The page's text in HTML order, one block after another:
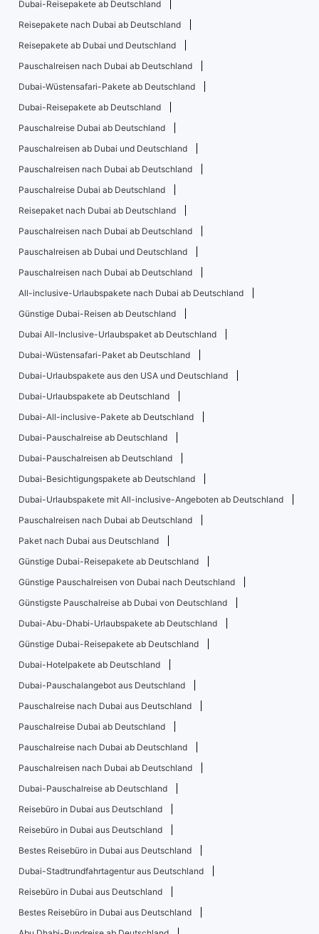
Dubai-Reisepakete ab Deutschland
Reisepakete nach Dubai ab Deutschland
Reisepakete ab Dubai und Deutschland
Pauschalreisen nach Dubai ab Deutschland
Dubai-Wüstensafari-Pakete ab Deutschland
Dubai-Reisepakete ab Deutschland
Pauschalreise Dubai ab Deutschland
Pauschalreisen ab Dubai und Deutschland
Pauschalreisen nach Dubai ab Deutschland
Pauschalreise Dubai ab Deutschland
Reisepaket nach Dubai ab Deutschland
Pauschalreisen nach Dubai ab Deutschland
Pauschalreisen ab Dubai und Deutschland
Pauschalreisen nach Dubai ab Deutschland
All-inclusive-Urlaubspakete nach Dubai ab Deutschland
Günstige Dubai-Reisen ab Deutschland
Dubai All-Inclusive-Urlaubspaket ab Deutschland
Dubai-Wüstensafari-Paket ab Deutschland
Dubai-Urlaubspakete aus den USA und Deutschland
Dubai-Urlaubspakete ab Deutschland
Dubai-All-inclusive-Pakete ab Deutschland
Dubai-Pauschalreise ab Deutschland
Dubai-Pauschalreisen ab Deutschland
Dubai-Besichtigungspakete ab Deutschland
Dubai-Urlaubspakete mit All-inclusive-Angeboten ab Deutschland
Pauschalreisen nach Dubai ab Deutschland
Paket nach Dubai aus Deutschland
Günstige Dubai-Reisepakete ab Deutschland
Günstige Pauschalreisen von Dubai nach Deutschland
Günstigste Pauschalreise ab Dubai von Deutschland
Dubai-Abu-Dhabi-Urlaubspakete ab Deutschland
Günstige Dubai-Reisepakete ab Deutschland
Dubai-Hotelpakete ab Deutschland
Dubai-Pauschalangebot aus Deutschland
Pauschalreise nach Dubai aus Deutschland
Pauschalreise Dubai ab Deutschland
Pauschalreise nach Dubai ab Deutschland
Pauschalreisen nach Dubai ab Deutschland
Dubai-Pauschalreise ab Deutschland
Reisebüro in Dubai aus Deutschland
Reisebüro in Dubai aus Deutschland
Bestes Reisebüro in Dubai aus Deutschland
Dubai-Stadtrundfahrtagentur aus Deutschland
Reisebüro in Dubai aus Deutschland
Bestes Reisebüro in Dubai aus Deutschland